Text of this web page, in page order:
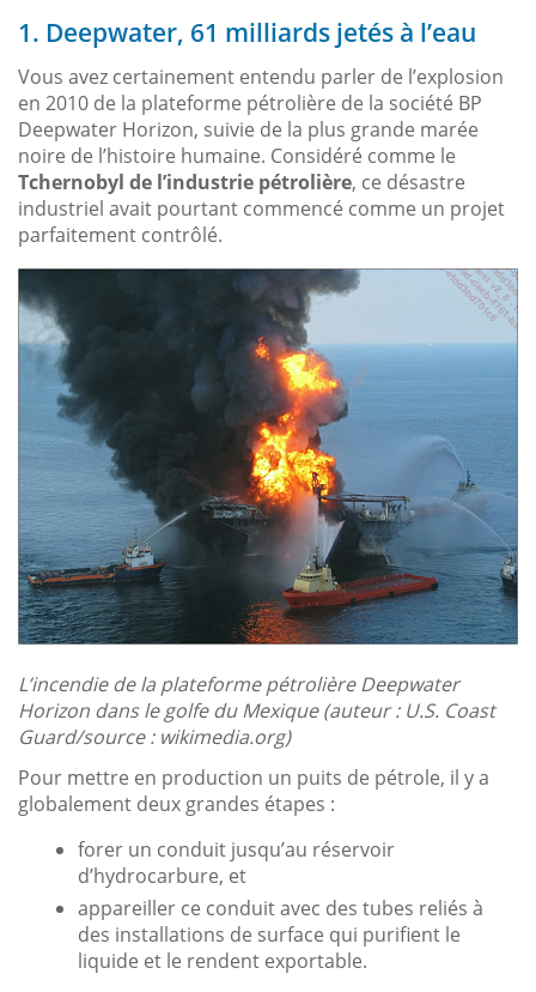
1. Deepwater, 61 milliards jetés à l’eau
Vous avez certainement entendu parler de l’explosion
en 2010 de la plateforme pétrolière de la société BP
Deepwater Horizon, suivie de la plus grande marée
noire de l’histoire humaine. Considéré comme le
Tchernobyl de l’industrie pétrolière, ce désastre
industriel avait pourtant commencé comme un projet
parfaitement contrôlé.
L’incendie de la plateforme pétrolière Deepwater
Horizon dans le golfe du Mexique (auteur : U.S. Coast
Guard/source : wikimedia.org)
Pour mettre en production un puits de pétrole, il y a
globalement deux grandes étapes :
forer un conduit jusqu’au réservoir
d’hydrocarbure, et
appareiller ce conduit avec des tubes reliés à
des installations de surface qui purifient le
liquide et le rendent exportable.